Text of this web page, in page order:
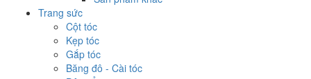
Trang sức
Cột tóc
Kẹp tóc
Gắp tóc
Băng đô - Cài tóc